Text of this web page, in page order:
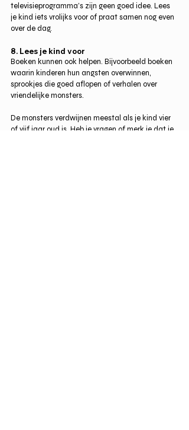
televisieprogramma’s zijn geen goed idee. Lees
je kind iets vrolijks voor of praat samen nog even
over de dag.
8. Lees je kind voor
Boeken kunnen ook helpen. Bijvoorbeeld boeken
waarin kinderen hun angsten overwinnen,
sprookjes die goed aflopen of verhalen over
vriendelijke monsters.
De monsters verdwijnen meestal als je kind vier
of vijf jaar oud is. Heb je vragen of merk je dat je